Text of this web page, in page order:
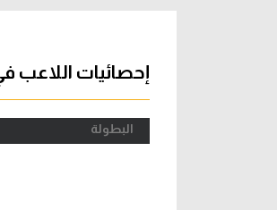
إحصائيات اللاعب
البطولة